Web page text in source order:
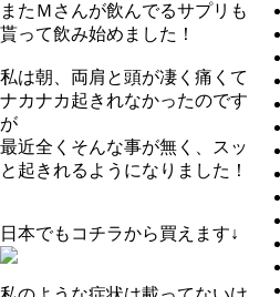
またＭさんが飲んでるサプリも
貰って飲み始めました！
私は朝、両肩と頭が凄く痛くて
ナカナカ起きれなかったのです
が
最近全くそんな事が無く、スッ
と起きれるようになりました！
日本でもコチラから買えます↓